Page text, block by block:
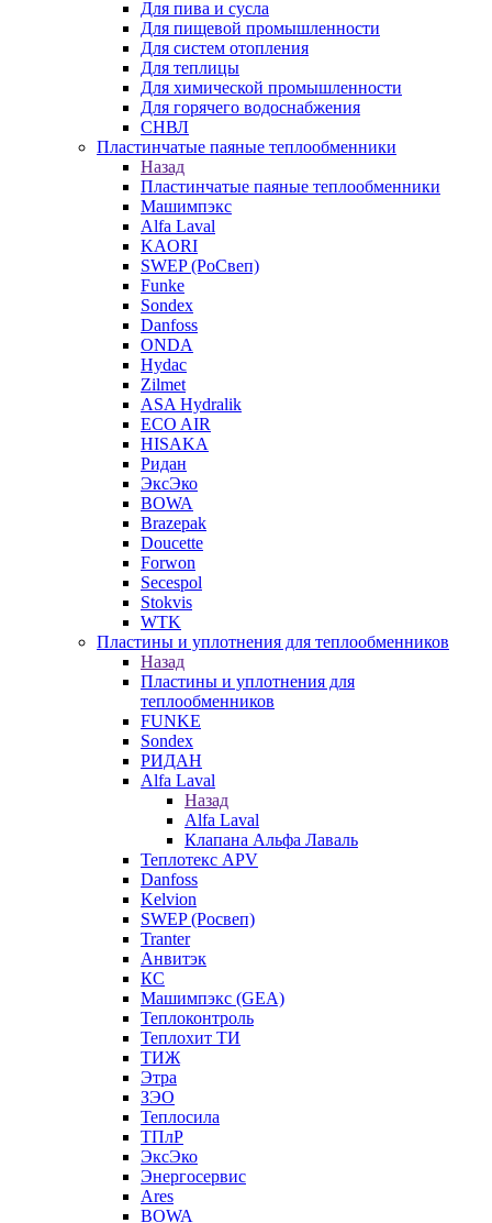
Для пива и сусла
Для пищевой промышленности
Для систем отопления
Для теплицы
Для химической промышленности
Для горячего водоснабжения
СНВЛ
Пластинчатые паяные теплообменники
Назад
Пластинчатые паяные теплообменники
Машимпэкс
Alfa Laval
KAORI
SWEP (РоСвеп)
Funke
Sondex
Danfoss
ONDA
Hydac
Zilmet
ASA Hydralik
ECO AIR
HISAKA
Ридан
ЭксЭко
BOWA
Brazepak
Doucette
Forwon
Secespol
Stokvis
WTK
Пластины и уплотнения для теплообменников
Назад
Пластины и уплотнения для
теплообменников
FUNKE
Sondex
РИДАН
Alfa Laval
Назад
Alfa Laval
Клапана Альфа Лаваль
Теплотекс APV
Danfoss
Kelvion
SWEP (Росвеп)
Tranter
Анвитэк
КС
Машимпэкс (GEA)
Теплоконтроль
Теплохит ТИ
ТИЖ
Этра
ЗЭО
Теплосила
ТПлР
ЭксЭко
Энергосервис
Ares
BOWA